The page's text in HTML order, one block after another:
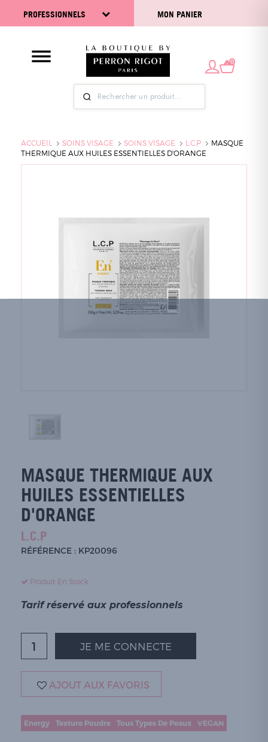
PROFESSIONNELS MON PANIER
0
ACCUEIL SOINS VISAGE SOINS VISAGE L.C.P
MASQUE
THERMIQUE AUX HUILES ESSENTIELLES D'ORANGE
MASQUE THERMIQUE AUX
HUILES ESSENTIELLES
D'ORANGE
L.C.P
RÉFÉRENCE : KP20096
Produit En Stock
Tarif réservé aux professionnels
JE ME CONNECTE
AJOUT AUX FAVORIS
Energy Texture Poudre Tous Types De Peaux VEGAN